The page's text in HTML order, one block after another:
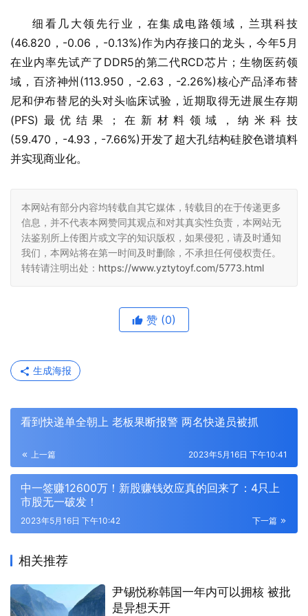
细看几大领先行业，在集成电路领域，兰琪科技
(46.820，-0.06，-0.13%)作为内存接口的龙头，今年5月
在业内率先试产了DDR5的第二代RCD芯片；生物医药领
域，百济神州(113.950，-2.63，-2.26%)核心产品泽布替
尼和伊布替尼的头对头临床试验，近期取得无进展生存期
(PFS)最优结果；在新材料领域，纳米科技
(59.470，-4.93，-7.66%)开发了超大孔结构硅胶色谱填料
并实现商业化。
本网站有部分内容均转载自其它媒体，转载目的在于传递更多
信息，并不代表本网赞同其观点和对其真实性负责，本网站无
法鉴别所上传图片或文字的知识版权，如果侵犯，请及时通知
我们，本网站将在第一时间及时删除，不承担任何侵权责任。
转转请注明出处： https://www.yztytoyf.com/5773.html
赞 (0)
生成海报
看到快递单全朝上 老板果断报警 两名快递员被抓
上一篇 2023年5月16日 下午10:41
中一签赚12600万！新股赚钱效应真的回来了：4只上
市股无一破发！
下一篇
2023年5月16日 下午10:42
相关推荐
尹锡悦称韩国一年内可以拥核 被批
是异想天开